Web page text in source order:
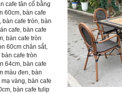
cafe tân cổ bằng
60cm, bàn cafe
, bàn cafe tròn, bàn
cafe, bàn cafe
, bàn cafe tròn
60cm chân sắt,
bàn cafe tròn
64cm, bàn cafe
màu đen, bàn
mạ vàng, bàn cafe
, bàn cafe tulip